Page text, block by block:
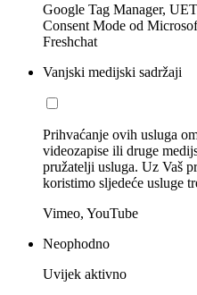
Google Tag Manager,
Consent Mode od
Freshchat
Vanjski medijski sadržaji
Prihvaćanje ovih usluga
videozapise ili druge
pružatelji usluga. Uz Vaš
koristimo sljedeće usluge
Vimeo, YouTube
Neophodno
Uvijek aktivno